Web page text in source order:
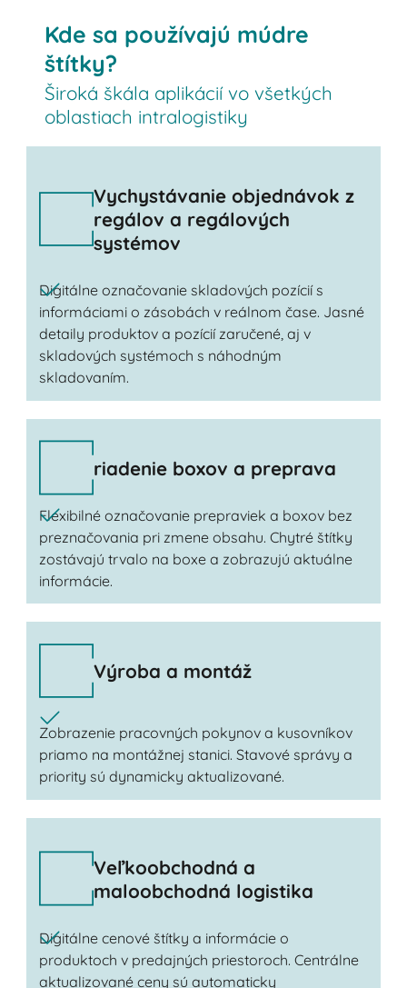
Kde sa používajú múdre
štítky?
Široká škála aplikácií vo všetkých
oblastiach intralogistiky
Vychystávanie objednávok z
regálov a regálových
systémov
Digitálne označovanie skladových pozícií s
informáciami o zásobách v reálnom čase. Jasné
detaily produktov a pozícií zaručené, aj v
skladových systémoch s náhodným
skladovaním.
riadenie boxov a preprava
Flexibilné označovanie prepraviek a boxov bez
preznačovania pri zmene obsahu. Chytré štítky
zostávajú trvalo na boxe a zobrazujú aktuálne
informácie.
Výroba a montáž
Zobrazenie pracovných pokynov a kusovníkov
priamo na montážnej stanici. Stavové správy a
priority sú dynamicky aktualizované.
Veľkoobchodná a
maloobchodná logistika
Digitálne cenové štítky a informácie o
produktoch v predajných priestoroch. Centrálne
aktualizované ceny sú automaticky